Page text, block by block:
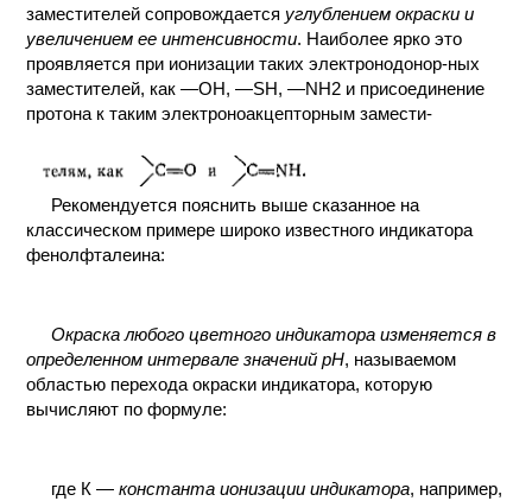
заместителей сопровождается углублением окраски и
увеличением ее интенсивности. Наиболее ярко это
проявляется при ионизации таких электронодонор-ных
заместителей, как —ОН, —SH, —NH2 и присоединение
протона к таким электроноакцепторным замести-
Рекомендуется пояснить выше сказанное на
классическом примере широко известного индикатора
фенолфталеина:
Окраска любого цветного индикатора изменяется в
определенном интервале значений рН, называемом
областью перехода окраски индикатора, которую
вычисляют по формуле:
где К — константа ионизации индикатора, например,